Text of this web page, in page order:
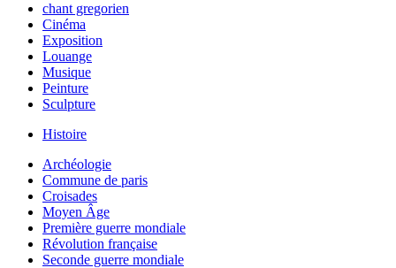
chant gregorien
Cinéma
Exposition
Louange
Musique
Peinture
Sculpture
Histoire
Archéologie
Commune de paris
Croisades
Moyen Âge
Première guerre mondiale
Révolution française
Seconde guerre mondiale